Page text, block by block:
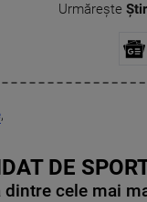
Urmărește
,
DE
cele mai